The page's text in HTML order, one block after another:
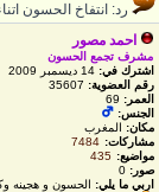
رد: انتفاخ الحسون اتناء
احمد مصور
مشرف تجمع الحسون
اشترك في:14 ديسمبر 2009
رقم العضوية:35607
العمر: 69
الجنس:
مكان:المغرب
مشاركات:
7484
مواضيع:
435
صور: 0
اربي ما يلي:الحسون و هجينه